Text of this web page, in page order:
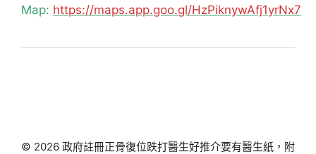
Map: https://maps.app.goo.gl/HzPiknywAfj1yrNx7
© 2026 政府註冊正骨復位跌打醫生好推介要有醫生紙，附